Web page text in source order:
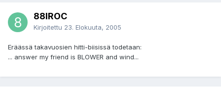
88IROC
Kirjoitettu 23. Elokuuta, 2005
Eräässä takavuosien hitti-biisissä todetaan:
... answer my friend is BLOWER and wind...